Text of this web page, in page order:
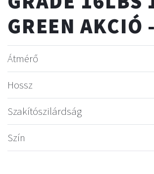
GREEN AKCIÓ
Átmérő
Hossz
Szakítószilárdság
Szín